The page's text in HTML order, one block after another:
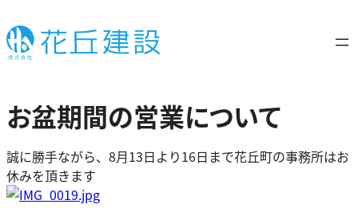
容
を
ッ
プ
お盆期間の営業について
誠に勝手ながら、 8月13日より16日まで花丘町の事務所はお
休みを頂きます